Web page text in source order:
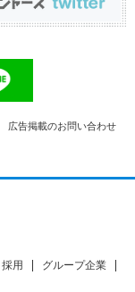
広告掲載のお問い合わせ
採用
グループ企業